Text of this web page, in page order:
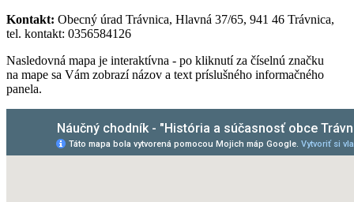
Kontakt: Obecný úrad Trávnica, Hlavná 37/65, 941 46 Trávnica,
tel. kontakt: 0356584126
Nasledovná mapa je interaktívna - po kliknutí za číselnú značku
na mape sa Vám zobrazí názov a text príslušného informačného
panela.